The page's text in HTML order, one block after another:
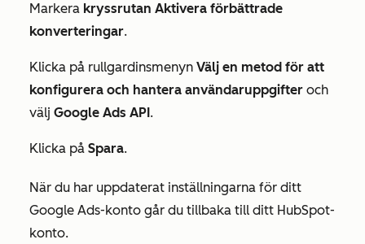
Markera kryssrutan Aktivera förbättrade
konverteringar.
Klicka på rullgardinsmenyn Välj en metod för att
konfigurera och hantera användaruppgifter och
välj Google Ads API.
Klicka på Spara.
När du har uppdaterat inställningarna för ditt
Google Ads-konto går du tillbaka till ditt HubSpot-
konto.